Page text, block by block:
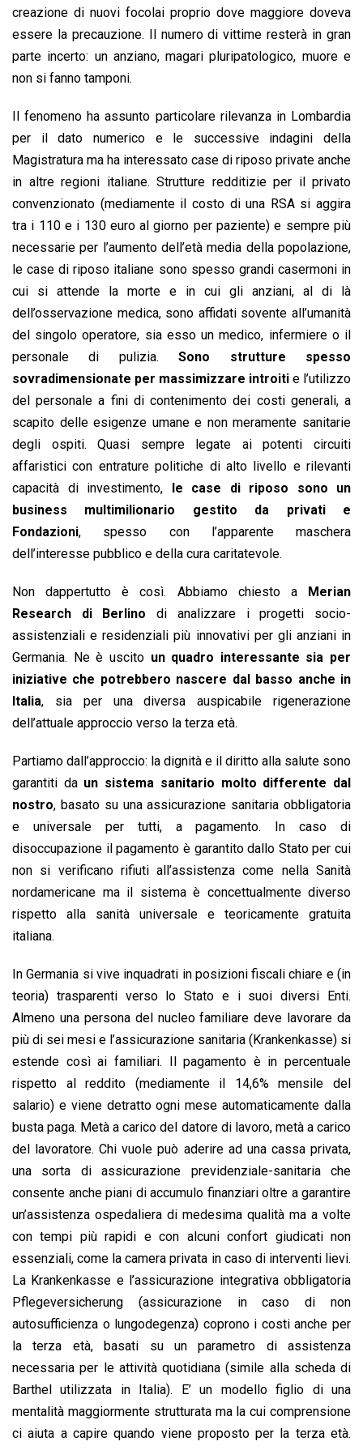
creazione di nuovi focolai proprio dove maggiore doveva
essere la precauzione. Il numero di vittime resterà in gran
parte incerto: un anziano, magari pluripatologico, muore e
non si fanno tamponi.
Il fenomeno ha assunto particolare rilevanza in Lombardia
per il dato numerico e le successive indagini della
Magistratura ma ha interessato case di riposo private anche
in altre regioni italiane. Strutture redditizie per il privato
convenzionato (mediamente il costo di una RSA si aggira
tra i 110 e i 130 euro al giorno per paziente) e sempre più
necessarie per l’aumento dell’età media della popolazione,
le case di riposo italiane sono spesso grandi casermoni in
cui si attende la morte e in cui gli anziani, al di là
dell’osservazione medica, sono affidati sovente all’umanità
del singolo operatore, sia esso un medico, infermiere o il
personale di pulizia.Sono strutture spesso
sovradimensionate per massimizzare introiti e l’utilizzo
del personale a fini di contenimento dei costi generali, a
scapito delle esigenze umane e non meramente sanitarie
degli ospiti. Quasi sempre legate ai potenti circuiti
affaristici con entrature politiche di alto livello e rilevanti
capacità di investimento,
le case di riposo sono un
business multimilionario gestito da privati e
Fondazioni, spesso con l’apparente maschera
dell’interesse pubblico e della cura caritatevole.
Non dappertutto è così. Abbiamo chiesto a
Merian
Research di Berlino di analizzare i progetti socio-
assistenziali e residenziali più innovativi per gli anziani in
Germania. Ne è uscito un quadro interessante sia per
iniziative che potrebbero nascere dal basso anche in
Italia, sia per una diversa auspicabile rigenerazione
dell’attuale approccio verso la terza età.
Partiamo dall’approccio: la dignità e il diritto alla salute sono
garantiti da un sistema sanitario molto differente dal
nostro, basato su una assicurazione sanitaria obbligatoria
e universale per tutti, a pagamento. In caso di
disoccupazione il pagamento è garantito dallo Stato per cui
non si verificano rifiuti all’assistenza come nella Sanità
nordamericane ma il sistema è concettualmente diverso
rispetto alla sanità universale e teoricamente gratuita
italiana.
In Germania si vive inquadrati in posizioni fiscali chiare e (in
teoria) trasparenti verso lo Stato e i suoi diversi Enti.
Almeno una persona del nucleo familiare deve lavorare da
più di sei mesi e l’assicurazione sanitaria (Krankenkasse) si
estende così ai familiari. Il pagamento è in percentuale
rispetto al reddito (mediamente il 14,6% mensile del
salario) e viene detratto ogni mese automaticamente dalla
busta paga. Metà a carico del datore di lavoro, metà a carico
del lavoratore. Chi vuole può aderire ad una cassa privata,
una sorta di assicurazione previdenziale-sanitaria che
consente anche piani di accumulo finanziari oltre a garantire
un’assistenza ospedaliera di medesima qualità ma a volte
con tempi più rapidi e con alcuni confort giudicati non
essenziali, come la camera privata in caso di interventi lievi.
La Krankenkasse e l’assicurazione integrativa obbligatoria
Pflegeversicherung (assicurazione in caso di non
autosufficienza o lungodegenza) coprono i costi anche per
la terza età, basati su un parametro di assistenza
necessaria per le attività quotidiana (simile alla scheda di
Barthel utilizzata in Italia). E’ un modello figlio di una
mentalità maggiormente strutturata ma la cui comprensione
ci aiuta a capire quando viene proposto per la terza età.